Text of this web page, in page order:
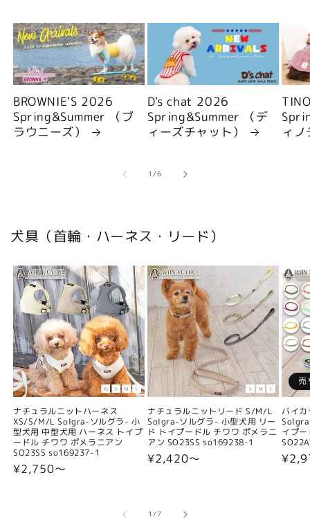
BROWNIE'S 2026
Spring&Summer （ブ
ラウニーズ）
D's chat 2026
Spring&Summer （デ
ィーズチャット）
ィ
1/の
6
犬具（首輪・ハーネス・リード）
ナチュラルニットハーネス
XS/S/M/L Solgra-ソルグラ- 小
型犬用 中型犬用 ハーネス トイプ
ードル チワワ ポメラニアン
SO23SS so169237-1
通
¥2,750〜
ナチュラルニットリード S/M/L
Solgra-ソルグラ- 小型犬用 リー
ド トイプードル チワワ ポメラニ
アン SO23SS so169238-1
通
¥2,420〜
売
バイ
イプ
通
1/の
7